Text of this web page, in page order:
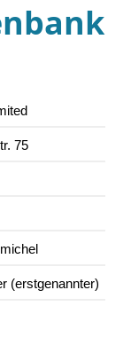
75
(erstgenannter)